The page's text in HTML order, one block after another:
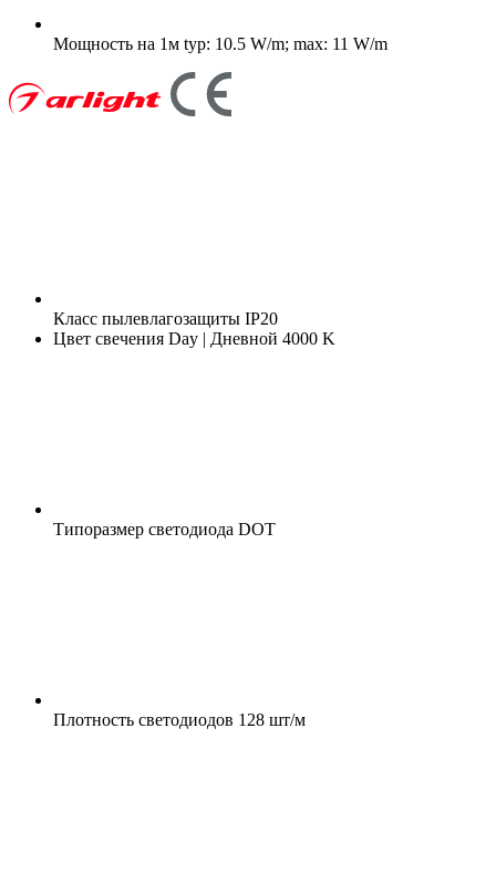
Мощность на 1м typ: 10.5 W/m; max: 11 W/m
Класс пылевлагозащиты IP20
Цвет свечения Day | Дневной 4000 K
Типоразмер светодиода DOT
Плотность светодиодов 128 шт/м